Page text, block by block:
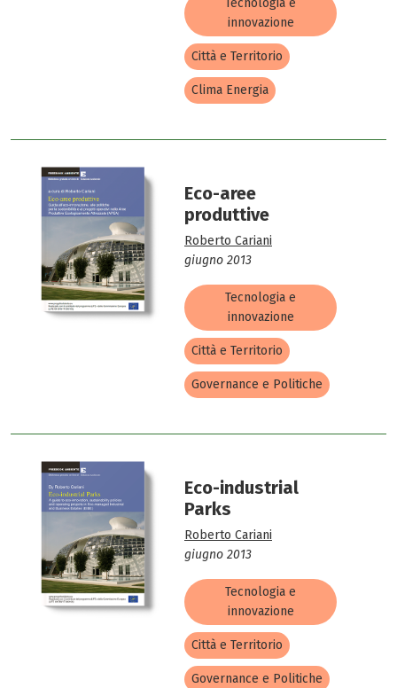
Tecnologia e
innovazione
Città e Territorio
Clima Energia
Eco-aree
produttive
Roberto Cariani
giugno 2013
Tecnologia e
innovazione
Città e Territorio
Governance e Politiche
Eco-industrial
Parks
Roberto Cariani
giugno 2013
Tecnologia e
innovazione
Città e Territorio
Governance e Politiche